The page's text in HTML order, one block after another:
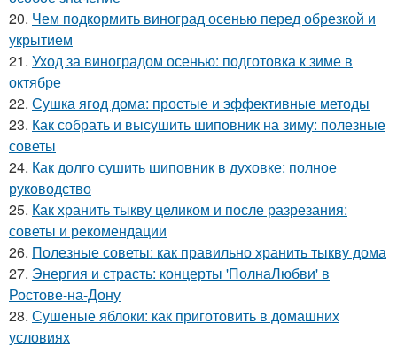
20. Чем подкормить виноград осенью перед обрезкой и
укрытием
21. Уход за виноградом осенью: подготовка к зиме в
октябре
22. Сушка ягод дома: простые и эффективные методы
23. Как собрать и высушить шиповник на зиму: полезные
советы
24. Как долго сушить шиповник в духовке: полное
руководство
25. Как хранить тыкву целиком и после разрезания:
советы и рекомендации
26. Полезные советы: как правильно хранить тыкву дома
27. Энергия и страсть: концерты 'ПолнаЛюбви' в
Ростове-на-Дону
28. Сушеные яблоки: как приготовить в домашних
условиях